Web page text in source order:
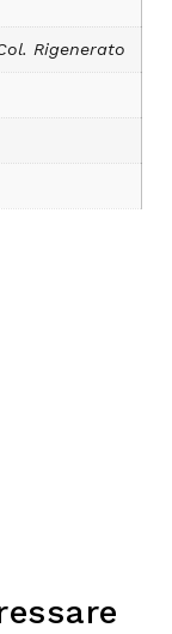
Rigenerato